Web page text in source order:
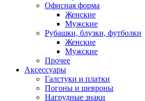
Офисная форма
Женские
Мужские
Рубашки, блузки, футболки
Женские
Мужские
Прочее
Аксессуары
Галстуки и платки
Погоны и шевроны
Нагрудные знаки